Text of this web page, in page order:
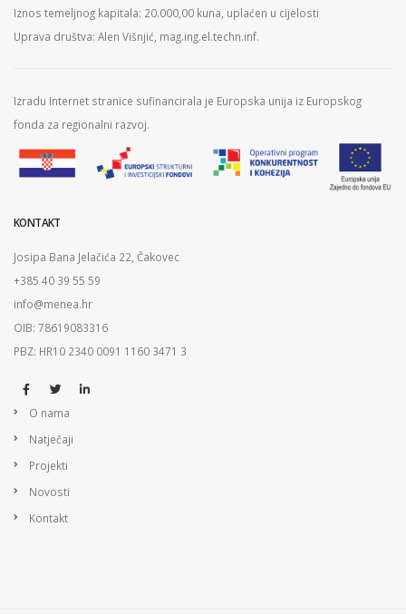
Iznos temeljnog kapitala: 20.000,00 kuna, uplaćen u cijelosti
Uprava društva: Alen Višnjić, mag.ing.el.techn.inf.
Izradu Internet stranice sufinancirala je Europska unija iz Europskog
fonda za regionalni razvoj.
KONTAKT
Josipa Bana Jelačića 22, Čakovec
+385 40 39 55 59
info@menea.hr
OIB: 78619083316
PBZ: HR10 2340 0091 1160 3471 3
O nama
Natječaji
Projekti
Novosti
Kontakt